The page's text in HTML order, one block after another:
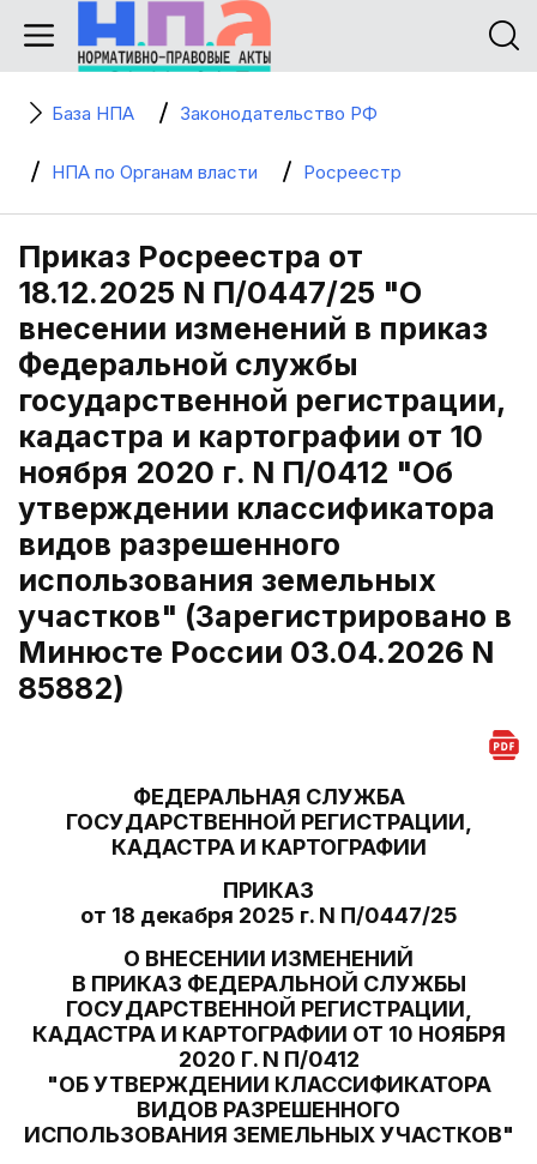
База НПА Законодательство РФ
НПА по Органам власти Росреестр
Приказ Росреестра от
18.12.2025 N П/0447/25 "О
внесении изменений в приказ
Федеральной службы
государственной регистрации,
кадастра и картографии от 10
ноября 2020 г. N П/0412 "Об
утверждении классификатора
видов разрешенного
использования земельных
участков" (Зарегистрировано в
Минюсте России 03.04.2026 N
85882)
ФЕДЕРАЛЬНАЯ СЛУЖБА
ГОСУДАРСТВЕННОЙ РЕГИСТРАЦИИ,
КАДАСТРА И КАРТОГРАФИИ
ПРИКАЗ
от 18 декабря 2025 г. N П/0447/25
О ВНЕСЕНИИ ИЗМЕНЕНИЙ
В ПРИКАЗ ФЕДЕРАЛЬНОЙ СЛУЖБЫ
ГОСУДАРСТВЕННОЙ РЕГИСТРАЦИИ,
КАДАСТРА И КАРТОГРАФИИ ОТ 10 НОЯБРЯ
2020 Г. N П/0412
"ОБ УТВЕРЖДЕНИИ КЛАССИФИКАТОРА
ВИДОВ РАЗРЕШЕННОГО
ИСПОЛЬЗОВАНИЯ ЗЕМЕЛЬНЫХ УЧАСТКОВ"